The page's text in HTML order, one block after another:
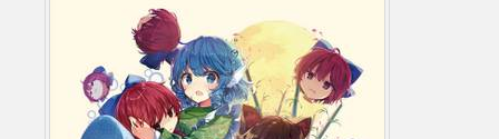
其他相关项目
二次创作与活动